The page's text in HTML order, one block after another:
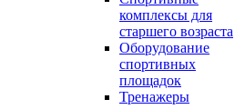
комплексы для
старшего возраста
Оборудование
спортивных
площадок
Тренажеры